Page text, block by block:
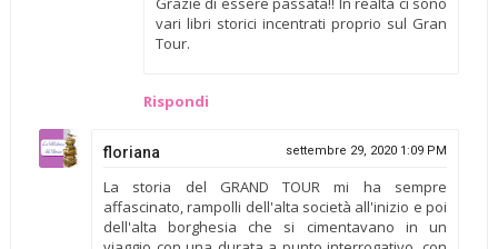
vari libri storici incentrati proprio sul Gran
Tour.
Rispondi
floriana settembre 29, 2020 1:09 PM
La storia del GRAND TOUR mi ha sempre
affascinato, rampolli dell'alta società all'inizio e poi
dell'alta borghesia che si cimentavano in un